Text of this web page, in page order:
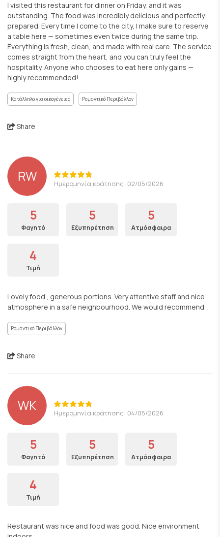
I visited this restaurant for dinner on Friday, and it was
outstanding. The food was incredibly delicious and perfectly
prepared. Every time I come to the city, I make sure to reserve
a table here — sometimes even twice during the same trip.
Everything is fresh, clean, and made with real care. The service
comes straight from the heart, and you can truly feel the
hospitality. Anyone who chooses to eat here only gains —
highly recommended!
Κατάλληλο για οικογένειες Ρομαντικό Περιβάλλον
Share
RW Ημερομηνία κράτησης: 02/05/2026
5
Φαγητό
5
Εξυπηρέτηση
5
Ατμόσφαιρα
4
Τιμή
Lovely food , generous portions. Very attentive staff and nice
atmosphere in a safe neighbourhood. We would recommend. .
Ρομαντικό Περιβάλλον
Share
WK Ημερομηνία κράτησης: 04/05/2026
5
Φαγητό
5
Εξυπηρέτηση
5
Ατμόσφαιρα
4
Τιμή
Restaurant was nice and food was good. Nice environment